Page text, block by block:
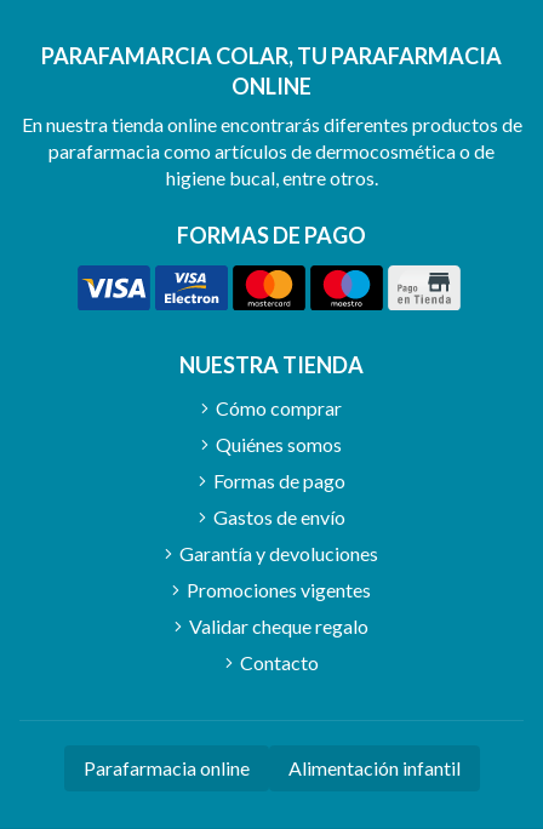
PARAFAMARCIA COLAR, TU PARAFARMACIA
ONLINE
En nuestra tienda online encontrarás diferentes productos de
parafarmacia como artículos de dermocosmética o de
higiene bucal, entre otros.
FORMAS DE PAGO
NUESTRA TIENDA
Cómo comprar
Quiénes somos
Formas de pago
Gastos de envío
Garantía y devoluciones
Promociones vigentes
Validar cheque regalo
Contacto
Parafarmacia online Alimentación infantil